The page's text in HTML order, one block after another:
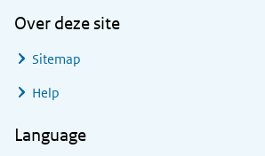
Over deze site
Sitemap
Help
Language